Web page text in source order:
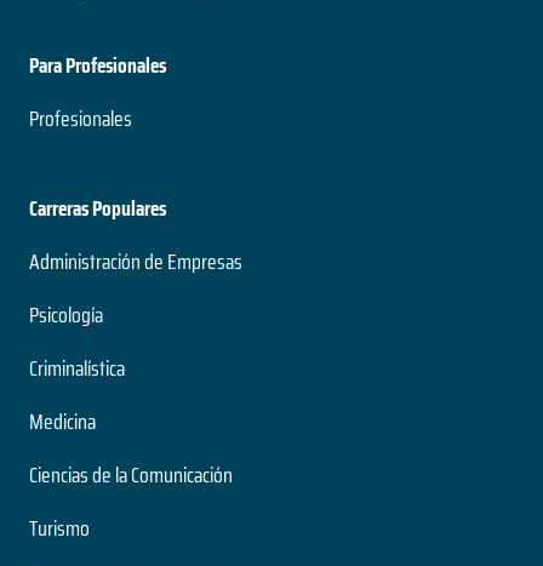
Para Profesionales
Profesionales
Carreras Populares
Administración de Empresas
Psicología
Criminalística
Medicina
Ciencias de la Comunicación
Turismo